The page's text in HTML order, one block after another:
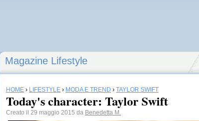
Magazine Lifestyle
HOME › LIFESTYLE › MODA E TREND › TAYLOR SWIFT
Today's character: Taylor Swift
Creato il 29 maggio 2015 da Benedetta M.